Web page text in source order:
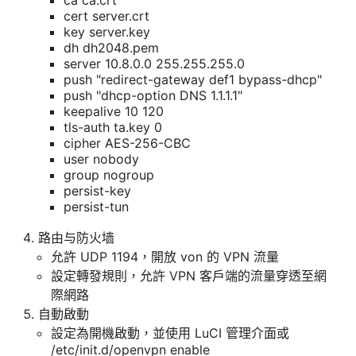
cert server.crt
key server.key
dh dh2048.pem
server 10.8.0.0 255.255.255.0
push "redirect-gateway def1 bypass-dhcp"
push "dhcp-option DNS 1.1.1.1"
keepalive 10 120
tls-auth ta.key 0
cipher AES-256-CBC
user nobody
group nogroup
persist-key
persist-tun
路由与防火墙
允許 UDP 1194，開放 von 的 VPN 流量
設定轉發規則，允許 VPN 客戶端的流量穿透至網
際網路
自動啟動
設定為開機啟動，並使用 LuCI 管理介面或
/etc/init.d/openvpn enable